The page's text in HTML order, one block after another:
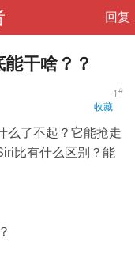
回复
干啥？？
1#
收藏
么了不起？它能抢走
比有什么区别？能